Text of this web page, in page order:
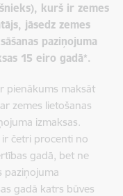
kurš ir zemes
jāsedz zemes
paziņojuma
15 eiro gadā*.
pienākums maksāt
zemes lietošanas
izmaksas.
ir četri procenti no
gadā, bet ne
paziņojuma
gadā katrs būves